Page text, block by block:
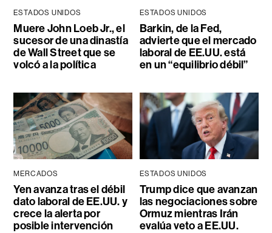
ESTADOS UNIDOS
Muere John Loeb Jr., el
sucesor de una dinastía
de Wall Street que se
volcó a la política
ESTADOS UNIDOS
Barkin, de la Fed,
advierte que el mercado
laboral de EE.UU. está
en un “equilibrio débil”
MERCADOS
Yen avanza tras el débil
dato laboral de EE.UU. y
crece la alerta por
posible intervención
ESTADOS UNIDOS
Trump dice que avanzan
las negociaciones sobre
Ormuz mientras Irán
evalúa veto a EE.UU.